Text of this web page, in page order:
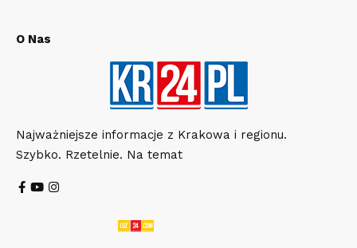
O Nas
Najważniejsze informacje z Krakowa i regionu.
Szybko. Rzetelnie. Na temat